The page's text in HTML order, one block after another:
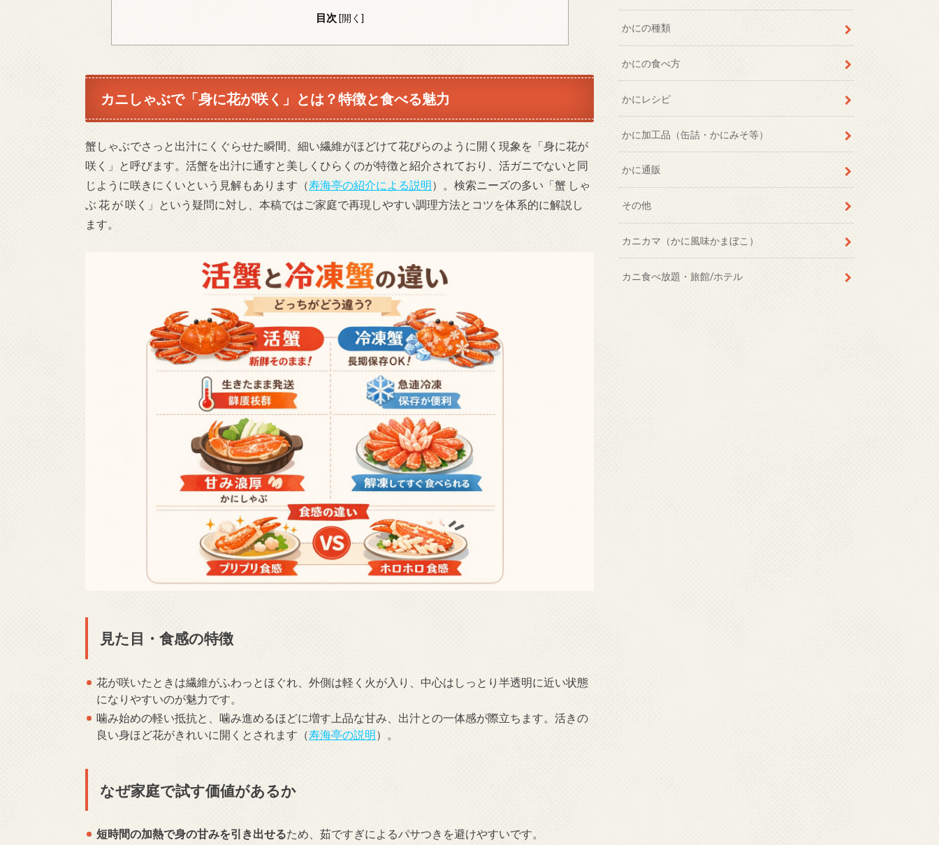
目次 [開く ]
カニしゃぶで「身に花が咲く」とは？特徴と食べる魅力
蟹しゃぶでさっと出汁にくぐらせた瞬間、細い繊維がほどけて花びらのように開く現象を「身に花が
咲く」と呼びます。活蟹を出汁に通すと美しくひらくのが特徴と紹介されており、活ガニでないと同
じように咲きにくいという見解もあります（寿海亭の紹介による説明）。検索ニーズの多い「蟹 しゃ
ぶ 花 が 咲く」という疑問に対し、本稿ではご家庭で再現しやすい調理方法とコツを体系的に解説し
ます。
見た目・食感の特徴
花が咲いたときは繊維がふわっとほぐれ、外側は軽く火が入り、中心はしっとり半透明に近い状態
になりやすいのが魅力です。
噛み始めの軽い抵抗と、噛み進めるほどに増す上品な甘み、出汁との一体感が際立ちます。活きの
良い身ほど花がきれいに開くとされます（寿海亭の説明）。
なぜ家庭で試す価値があるか
短時間の加熱で身の甘みを引き出せるため、茹ですぎによるパサつきを避けやすいです。
かにの種類
かにの食べ方
かにレシピ
かに加工品（缶詰・かにみそ等）
かに通販
その他
カニカマ（かに風味かまぼこ）
カニ食べ放題・旅館/ホテル